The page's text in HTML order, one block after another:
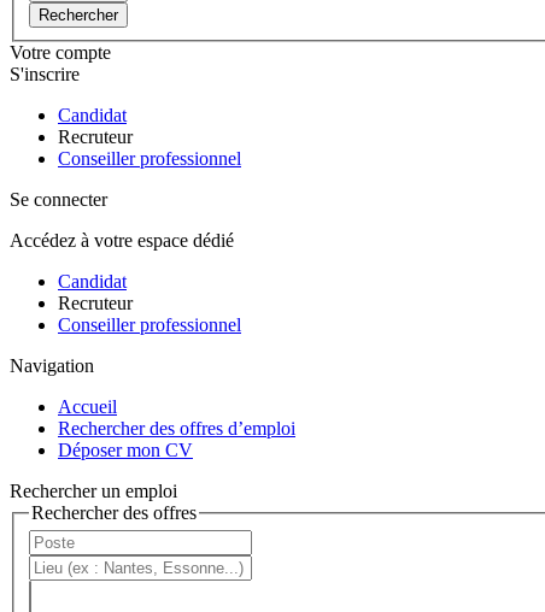
Rechercher
Votre compte
S'inscrire
Candidat
Recruteur
Conseiller professionnel
Se connecter
Accédez à votre espace dédié
Candidat
Recruteur
Conseiller professionnel
Navigation
Accueil
Rechercher des offres d’emploi
Déposer mon CV
Rechercher un emploi
Rechercher des offres